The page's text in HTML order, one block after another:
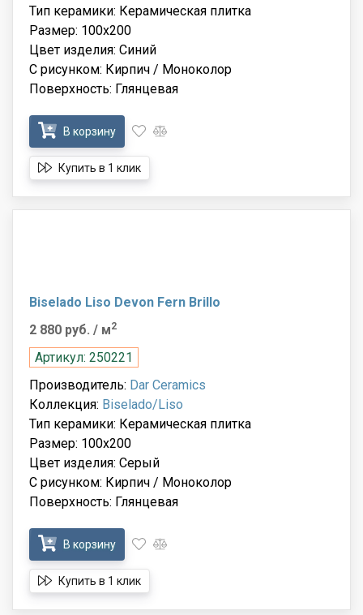
Тип керамики: Керамическая плитка
Размер: 100x200
Цвет изделия: Синий
С рисунком: Кирпич / Моноколор
Поверхность: Глянцевая
В корзину
Купить в 1 клик
Biselado Liso Devon Fern Brillo
2 880 руб. / м2
Артикул: 250221
Производитель: Dar Ceramics
Коллекция: Biselado/Liso
Тип керамики: Керамическая плитка
Размер: 100x200
Цвет изделия: Серый
С рисунком: Кирпич / Моноколор
Поверхность: Глянцевая
В корзину
Купить в 1 клик